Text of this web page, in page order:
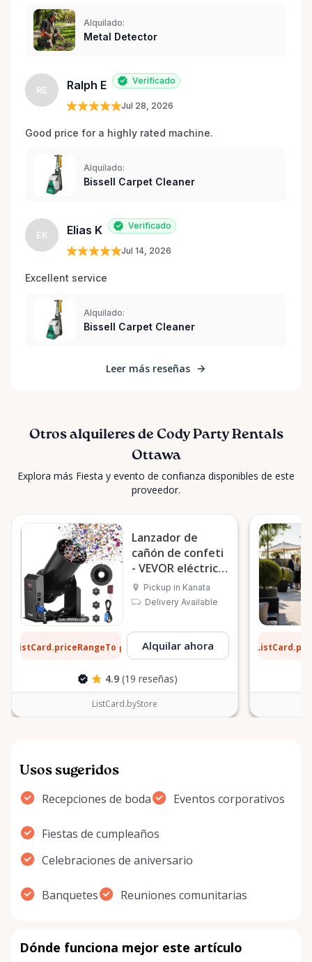
Alquilado:
Metal Detector
RE Ralph E Verificado
Jul 28, 2026
Good price for a highly rated machine.
Alquilado:
Bissell Carpet Cleaner
EK Elias K Verificado
Jul 14, 2026
Excellent service
Alquilado:
Bissell Carpet Cleaner
Leer más reseñas
Otros alquileres de Cody Party Rentals
Ottawa
Explora más Fiesta y evento de confianza disponibles de este
proveedor.
Lanzador de
cañón de confeti
- VEVOR eléctrico
de 1500 W
Pickup in Kanata
Delivery Available
ListCard.priceRangeTo por díaAlquilar ahora
4.9 (19 reseñas)
ListCard.byStore
Usos sugeridos
Recepciones de boda Eventos corporativos
Fiestas de cumpleaños
Celebraciones de aniversario
Banquetes Reuniones comunitarias
Dónde funciona mejor este artículo